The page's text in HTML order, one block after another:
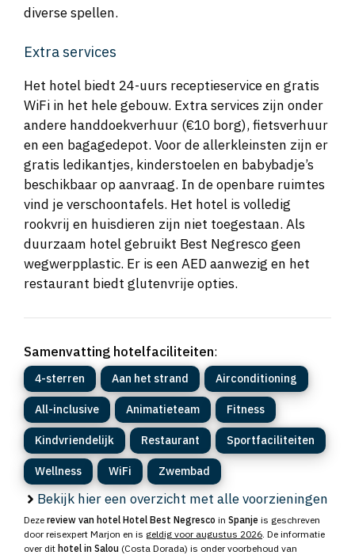
diverse spellen.
Extra services
Het hotel biedt 24-uurs receptieservice en gratis
WiFi in het hele gebouw. Extra services zijn onder
andere handdoekverhuur (€10 borg), fietsverhuur
en een bagagedepot. Voor de allerkleinsten zijn er
gratis ledikantjes, kinderstoelen en babybadje’s
beschikbaar op aanvraag. In de openbare ruimtes
vind je verschoontafels. Het hotel is volledig
rookvrij en huisdieren zijn niet toegestaan. Als
duurzaam hotel gebruikt Best Negresco geen
wegwerpplastic. Er is een AED aanwezig en het
restaurant biedt glutenvrije opties.
Samenvatting hotelfaciliteiten:
4-sterren Aan het strand Airconditioning
All-inclusive Animatieteam Fitness
Kindvriendelijk Restaurant Sportfaciliteiten
Wellness WiFi Zwembad
Bekijk hier een overzicht met alle voorzieningen
Deze review van hotel Hotel Best Negresco in Spanje is geschreven
door reisexpert Marjon en is geldig voor augustus 2026 . De informatie
over dit hotel in Salou (Costa Dorada) is onder voorbehoud van